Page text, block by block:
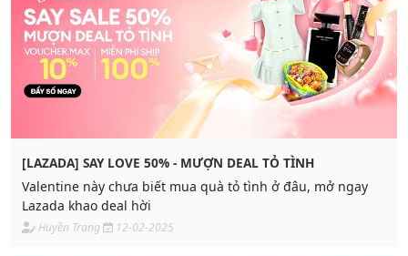
[LAZADA] SAY LOVE 50% - MƯỢN DEAL TỎ TÌNH
Valentine này chưa biết mua quà tỏ tình ở đâu, mở ngay
Lazada khao deal hời
Huyền Trang 12-02-2025